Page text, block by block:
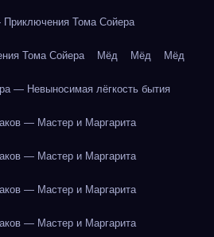
Тома Сойера
Тома Сойера Мёд Мёд Мёд
— Невыносимая лёгкость бытия
— Мастер и Маргарита
— Мастер и Маргарита
— Мастер и Маргарита
— Мастер и Маргарита